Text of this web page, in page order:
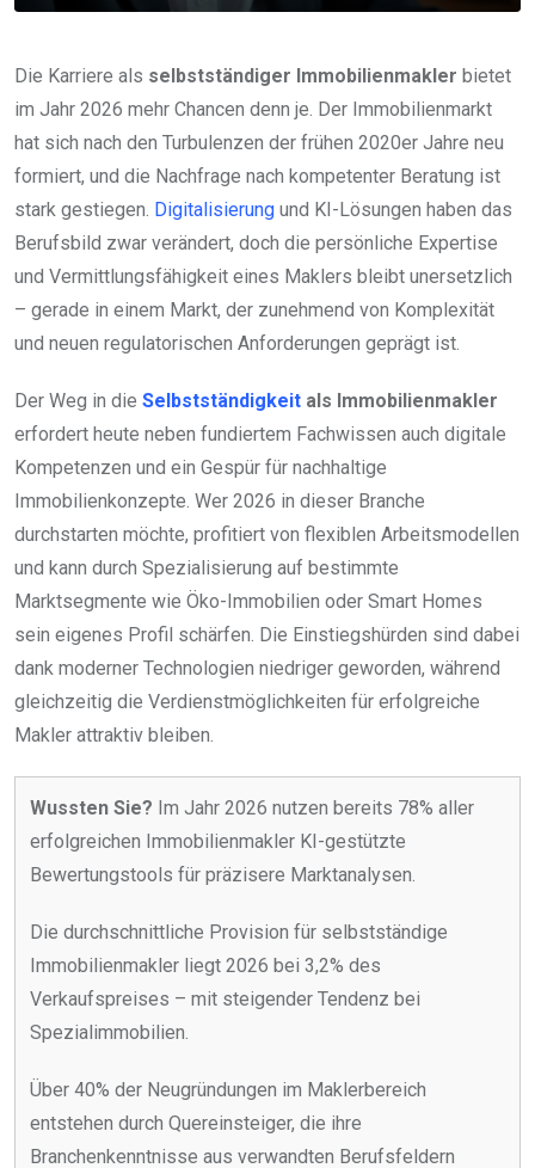
Die Karriere als selbstständiger Immobilienmakler bietet
im Jahr 2026 mehr Chancen denn je. Der Immobilienmarkt
hat sich nach den Turbulenzen der frühen 2020er Jahre neu
formiert, und die Nachfrage nach kompetenter Beratung ist
stark gestiegen. Digitalisierung und KI-Lösungen haben das
Berufsbild zwar verändert, doch die persönliche Expertise
und Vermittlungsfähigkeit eines Maklers bleibt unersetzlich
– gerade in einem Markt, der zunehmend von Komplexität
und neuen regulatorischen Anforderungen geprägt ist.
Der Weg in die Selbstständigkeit als Immobilienmakler
erfordert heute neben fundiertem Fachwissen auch digitale
Kompetenzen und ein Gespür für nachhaltige
Immobilienkonzepte. Wer 2026 in dieser Branche
durchstarten möchte, profitiert von flexiblen Arbeitsmodellen
und kann durch Spezialisierung auf bestimmte
Marktsegmente wie Öko-Immobilien oder Smart Homes
sein eigenes Profil schärfen. Die Einstiegshürden sind dabei
dank moderner Technologien niedriger geworden, während
gleichzeitig die Verdienstmöglichkeiten für erfolgreiche
Makler attraktiv bleiben.
Wussten Sie? Im Jahr 2026 nutzen bereits 78% aller
erfolgreichen Immobilienmakler KI-gestützte
Bewertungstools für präzisere Marktanalysen.
Die durchschnittliche Provision für selbstständige
Immobilienmakler liegt 2026 bei 3,2% des
Verkaufspreises – mit steigender Tendenz bei
Spezialimmobilien.
Über 40% der Neugründungen im Maklerbereich
entstehen durch Quereinsteiger, die ihre
Branchenkenntnisse aus verwandten Berufsfeldern